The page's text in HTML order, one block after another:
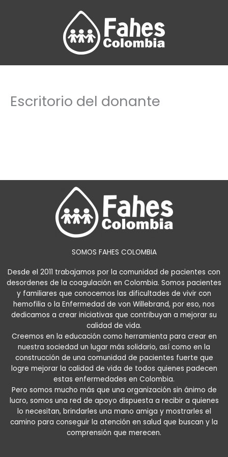
Escritorio del donante
SOMOS FAHES COLOMBIA
Desde el 2011 trabajamos por la comunidad de pacientes con
desordenes de la coagulación en Colombia. Somos pacientes
y familiares que conocemos las dificultades de vivir con
hemofilia o la Enfermedad de von Willebrand, por eso, nos
dedicamos a crear iniciativas que contribuyan a mejorar su
calidad de vida.
Creemos en la educación como herramienta para crear en
nuestra sociedad un lugar más solidario, así como en la
construcción de una comunidad de pacientes fuerte que
logre mejorar la calidad de vida de todos quienes padecen
estas enfermedades en Colombia.
Pero somos mucho más que una organización sin ánimo de
lucro, somos una red de apoyo dispuesta a recibir a quienes
lo necesitan, brindarles una mano amiga y mostrarles el
camino para conseguir la atención en salud que buscan y la
comprensión que merecen.